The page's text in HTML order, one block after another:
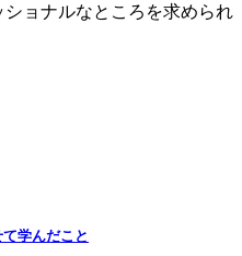
ョナルなところを求められ
学んだこと